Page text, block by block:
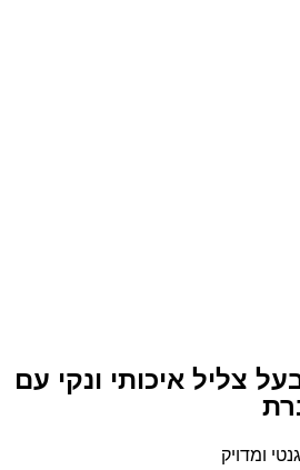
צליל איכותי ונקי עם
ומדויק